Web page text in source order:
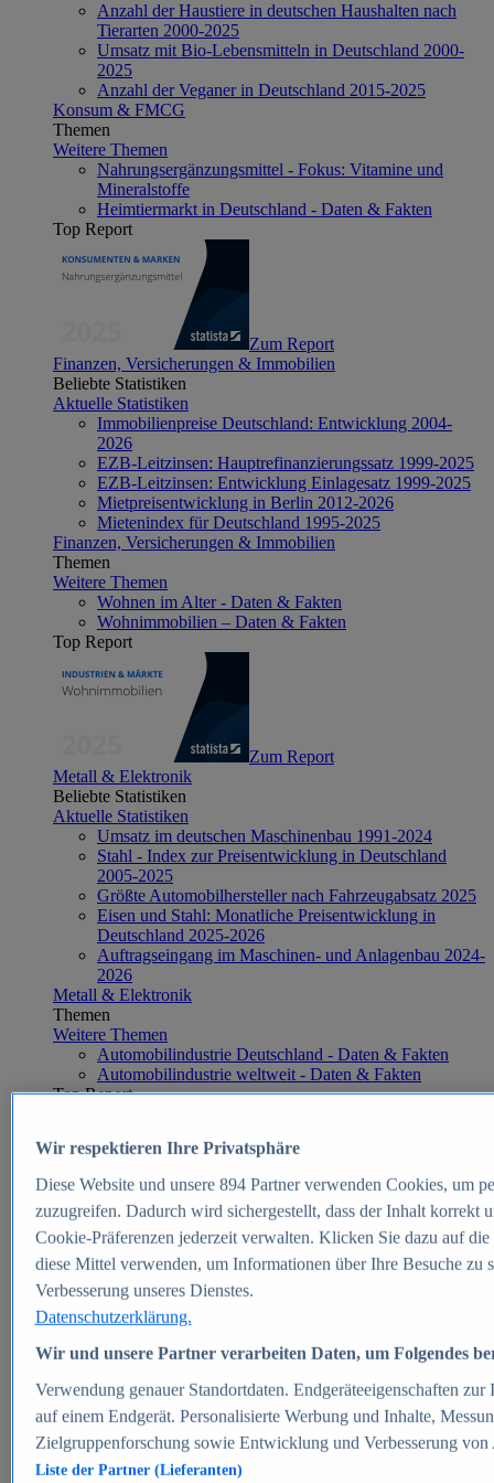
Anzahl der Haustiere in deutschen Haushalten nach
Tierarten 2000-2025
Umsatz mit Bio-Lebensmitteln in Deutschland 2000-
2025
Anzahl der Veganer in Deutschland 2015-2025
Konsum & FMCG
Themen
Weitere Themen
Nahrungsergänzungsmittel - Fokus: Vitamine und
Mineralstoffe
Heimtiermarkt in Deutschland - Daten & Fakten
Top Report
Zum Report
Finanzen, Versicherungen & Immobilien
Beliebte Statistiken
Aktuelle Statistiken
Immobilienpreise Deutschland: Entwicklung 2004-
2026
EZB-Leitzinsen: Hauptrefinanzierungssatz 1999-2025
EZB-Leitzinsen: Entwicklung Einlagesatz 1999-2025
Mietpreisentwicklung in Berlin 2012-2026
Mietenindex für Deutschland 1995-2025
Finanzen, Versicherungen & Immobilien
Themen
Weitere Themen
Wohnen im Alter - Daten & Fakten
Wohnimmobilien – Daten & Fakten
Top Report
Zum Report
Metall & Elektronik
Beliebte Statistiken
Aktuelle Statistiken
Umsatz im deutschen Maschinenbau 1991-2024
Stahl - Index zur Preisentwicklung in Deutschland
2005-2025
Größte Automobilhersteller nach Fahrzeugabsatz 2025
Eisen und Stahl: Monatliche Preisentwicklung in
Deutschland 2025-2026
Auftragseingang im Maschinen- und Anlagenbau 2024-
2026
Metall & Elektronik
Themen
Weitere Themen
Automobilindustrie Deutschland - Daten & Fakten
Automobilindustrie weltweit - Daten & Fakten
Top Report
Zum Report
E-commerce
Beliebte Statistiken
Aktuelle Statistiken
E-Commerce - Entwicklung des Umsatzes in
Deutschland 1999-2025
Umsatz von Amazon in Deutschland und weltweit
2010-2025
B2C-E-Commerce: Top-50 Online Shops in
Deutschland 2024
Marktanteile von Online-Zahlungsverfahren in
Deutschland 2024
Umsatzstarke Warengruppen im Online-Handel in
Deutschland 2023-2025
Wir respektieren Ihre Privatsphäre
Diese Website und unsere 894Partner verwenden Cookies, um
zuzugreifen. Dadurch wird sichergestellt, dass der Inhalt korrekt
Cookie-Präferenzen jederzeit verwalten. Klicken Sie dazu auf
diese Mittel verwenden, um Informationen über Ihre Besuche
Verbesserung unseres Dienstes.
Datenschutzerklärung.
Wir und unsere Partner verarbeiten Daten, um Folgendes
Verwendung genauer Standortdaten. Endgeräteeigenschaften
auf einem Endgerät. Personalisierte Werbung und Inhalte,
Zielgruppenforschung sowie Entwicklung und Verbesserung von
Liste der Partner (Lieferanten)